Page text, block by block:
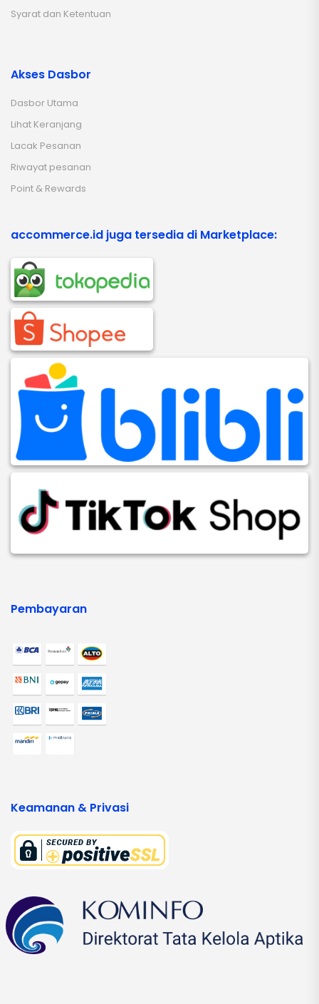
Syarat dan Ketentuan
Akses Dasbor
Dasbor Utama
Lihat Keranjang
Lacak Pesanan
Riwayat pesanan
Point & Rewards
accommerce.id juga tersedia di Marketplace:
Pembayaran
Keamanan & Privasi